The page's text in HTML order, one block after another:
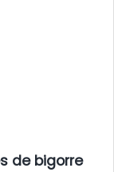
de bigorre